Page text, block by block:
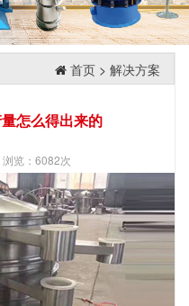
首页 > 解决方案
怎么得出来的
览：6082次